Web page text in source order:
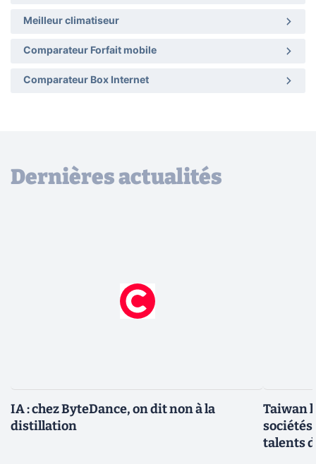
Meilleur climatiseur
Comparateur Forfait mobile
Comparateur Box Internet
Dernières actualités
IA : chez ByteDance, on dit non à la
distillation
Taiwan
sociétés
talents